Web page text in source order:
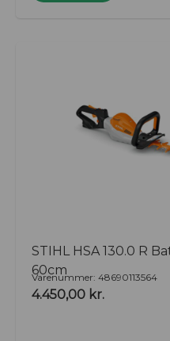
STIHL HSA 130.0 R
60cm
Varenummer: 48690113564
4.450,00 kr.